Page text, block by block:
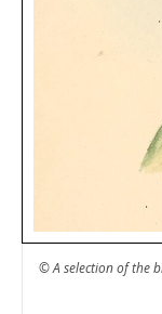
© A selection of the